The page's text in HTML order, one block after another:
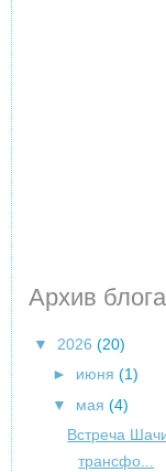
Архив блога
▼ 2026(20)
► июня(1)
▼ мая(4)
Встреча
трансфо...